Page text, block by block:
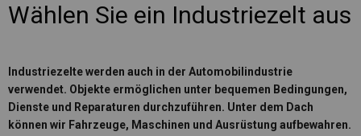
Wählen Sie ein Industriezelt aus
Industriezelte werden auch in der Automobilindustrie
verwendet. Objekte ermöglichen unter bequemen Bedingungen,
Dienste und Reparaturen durchzuführen. Unter dem Dach
können wir Fahrzeuge, Maschinen und Ausrüstung aufbewahren.